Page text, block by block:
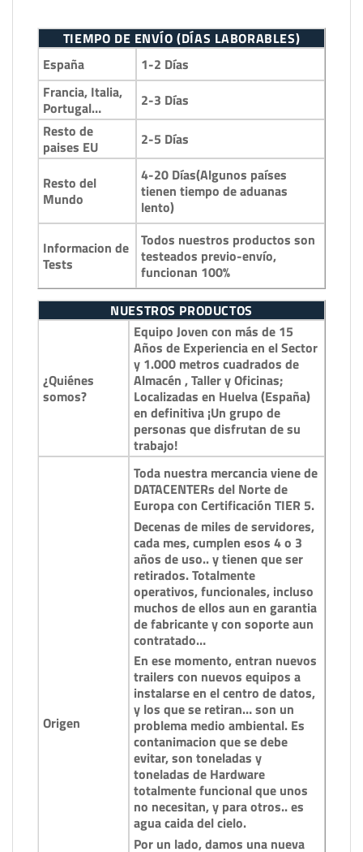
TIEMPO DE ENVÍO (DÍAS LABORABLES)
España
1-2 Días
Francia, Italia,
Portugal…
2-3 Días
Resto de
paises EU
2-5 Días
Resto del
Mundo
4-20 Días(Algunos países
tienen tiempo de aduanas
lento)
Informacion de
Tests
Todos nuestros productos son
testeados previo-envío,
funcionan 100%
NUESTROS PRODUCTOS
¿Quiénes
somos?
Equipo Joven con más de 15
Años de Experiencia en el Sector
y 1.000 metros cuadrados de
Almacén , Taller y Oficinas;
Localizadas en Huelva (España)
en definitiva ¡Un grupo de
personas que disfrutan de su
trabajo!
Origen
Toda nuestra mercancia viene de
DATACENTERs del Norte de
Europa con Certificación TIER 5.
Decenas de miles de servidores,
cada mes, cumplen esos 4 o 3
años de uso.. y tienen que ser
retirados. Totalmente
operativos, funcionales, incluso
muchos de ellos aun en garantia
de fabricante y con soporte aun
contratado…
En ese momento, entran nuevos
trailers con nuevos equipos a
instalarse en el centro de datos,
y los que se retiran… son un
problema medio ambiental. Es
contanimacion que se debe
evitar, son toneladas y
toneladas de Hardware
totalmente funcional que unos
no necesitan, y para otros.. es
agua caida del cielo.
Por un lado, damos una nueva